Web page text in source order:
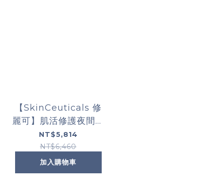
【SkinCeuticals 修
麗可】肌活修護夜間抗
氧化精華 30ml
NT$5,814
NT$6,460
加入購物車